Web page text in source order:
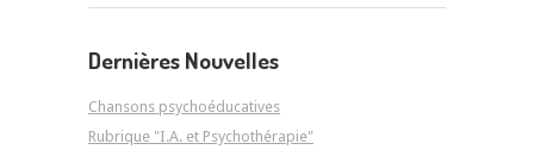
Dernières Nouvelles
Chansons psychoéducatives
Rubrique "I.A. et Psychothérapie"